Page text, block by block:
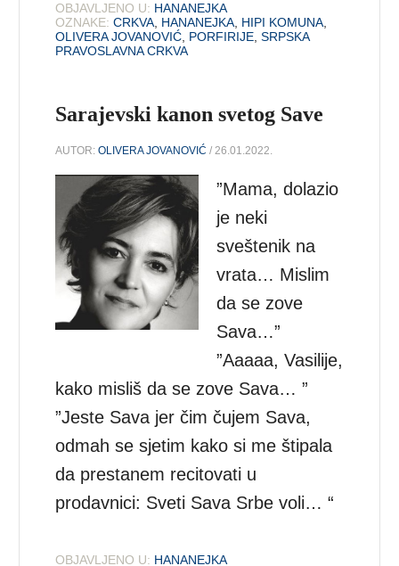
OBJAVLJENO U: HANANEJKA
OZNAKE: CRKVA, HANANEJKA, HIPI KOMUNA,
OLIVERA JOVANOVIĆ, PORFIRIJE,SRPSKA
PRAVOSLAVNA CRKVA
Sarajevski kanon svetog Save
AUTOR:OLIVERA JOVANOVIĆ / 26.01.2022.
”Mama, dolazio
je neki
sveštenik na
vrata… Mislim
da se zove
Sava…”
”Aaaaa, Vasilije,
kako misliš da se zove Sava… ”
”Jeste Sava jer čim čujem Sava,
odmah se sjetim kako si me štipala
da prestanem recitovati u
prodavnici: Sveti Sava Srbe voli… “
OBJAVLJENO U: HANANEJKA